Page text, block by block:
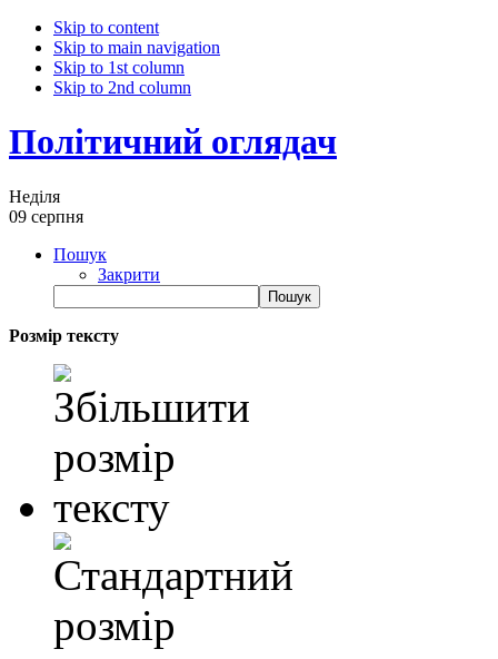
Skip to content
Skip to main navigation
Skip to 1st column
Skip to 2nd column
Політичний оглядач
Неділя
09 серпня
Пошук
Закрити
Розмір тексту